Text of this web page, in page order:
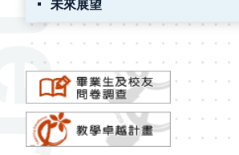
未來展望